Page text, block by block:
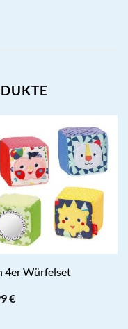
4er Würfelset
€